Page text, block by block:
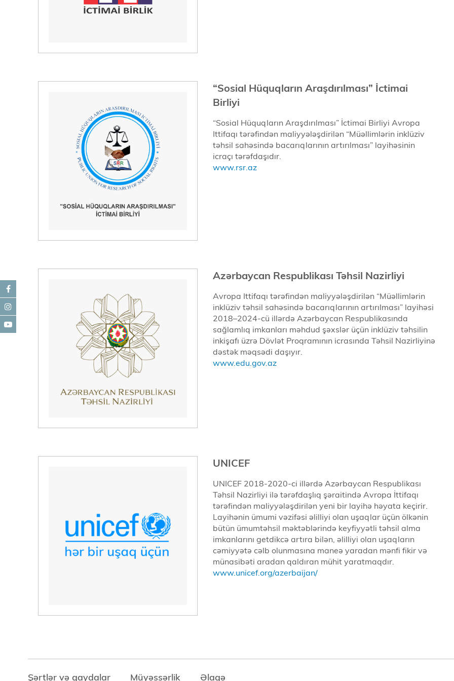
“Sosial Hüquqların Araşdırılması” İctimai
Birliyi
“Sosial Hüquqların Araşdırılması” İctimai Birliyi Avropa
Ittifaqı tərəfindən maliyyələşdirilən “Müəllimlərin inklüziv
təhsil sahəsində bacarıqlarının artırılması” layihəsinin
icraçı tərəfdaşıdır.
www.rsr.az
Azərbaycan Respublikası Təhsil Nazirliyi
Avropa Ittifaqı tərəfindən maliyyələşdirilən “Müəllimlərin
inklüziv təhsil sahəsində bacarıqlarının artırılması” layihəsi
2018–2024-cü illərdə Azərbaycan Respublikasında
sağlamlıq imkanları məhdud şəxslər üçün inklüziv təhsilin
inkişafı üzrə Dövlət Proqramının icrasında Təhsil Nazirliyinə
dəstək məqsədi daşıyır.
www.edu.gov.az
UNICEF
UNICEF 2018-2020-ci illərdə Azərbaycan Respublikası
Təhsil Nazirliyi ilə tərəfdaşlıq şəraitində Avropa İttifaqı
tərəfindən maliyyələşdirilən yeni bir layihə həyata keçirir.
Layihənin ümumi vəzifəsi əlilliyi olan uşaqlar üçün ölkənin
bütün ümumtəhsil məktəblərində keyfiyyətli təhsil alma
imkanlarını getdikcə artıra bilən, əlilliyi olan uşaqların
cəmiyyətə cəlb olunmasına maneə yaradan mənfi fikir və
münasibəti aradan qaldıran mühit yaratmaqdır.
www.unicef.org/azerbaijan/
Şərtlər və qaydalar Müyəssərlik Əlaqə